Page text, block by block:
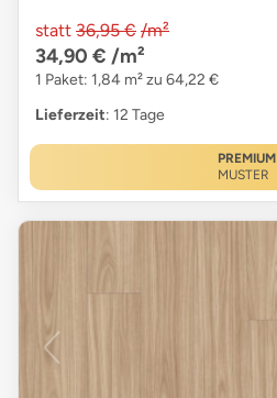
statt 36,95 € /m²
34,90 € /m²
1 Paket: 1,84 m² zu 64,22 €
Lieferzeit: 12 Tage
PREMIUM
MUSTER